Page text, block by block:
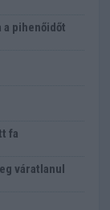
a pihenőidőt
fa
váratlanul